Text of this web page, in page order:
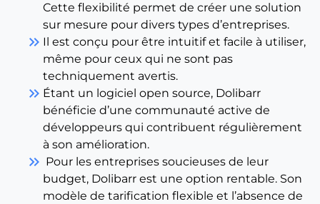
Cette flexibilité permet de créer une solution
sur mesure pour divers types d’entreprises.
keyboard_double_arrow_right Il est conçu pour être intuitif et facile à utiliser,
même pour ceux qui ne sont pas
techniquement avertis.
keyboard_double_arrow_right Étant un logiciel open source, Dolibarr
bénéficie d’une communauté active de
développeurs qui contribuent régulièrement
à son amélioration.
keyboard_double_arrow_right Pour les entreprises soucieuses de leur
budget, Dolibarr est une option rentable. Son
modèle de tarification flexible et l’absence de